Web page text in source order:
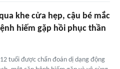
khe cửa hẹp, cậu bé mắc
hiếm gặp hồi phục thần
tuổi được chẩn đoán dị dạng động